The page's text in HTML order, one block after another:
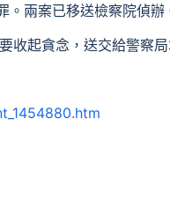
。兩案已移送檢察院偵辦
收起貪念，送交給警察局